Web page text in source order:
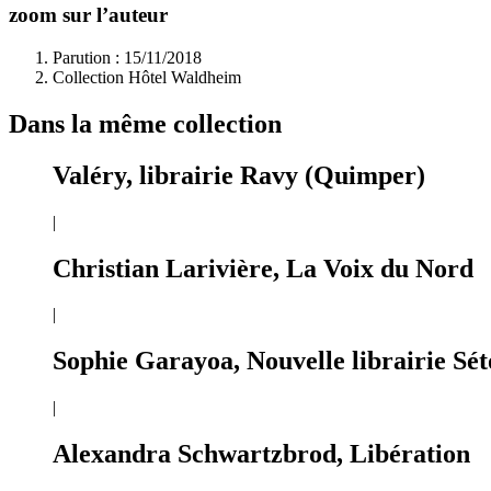
zoom sur l’auteur
Parution : 15/11/2018
Collection Hôtel Waldheim
Dans la même collection
Valéry, librairie Ravy (Quimper)
|
Christian Larivière, La Voix du Nord
|
Sophie Garayoa, Nouvelle librairie
|
Alexandra Schwartzbrod, Libération